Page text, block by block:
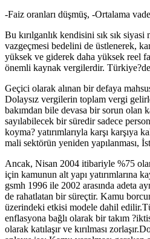
-Faiz oranları düşmüş, -Ortalama
Bu kırılganlık kendisini sık sık
vazgeçmesi bedelini de üstlenerek,
yüksek ve giderek daha yüksek reel
önemli kaynak vergilerdir.
Geçici olarak alınan bir defaya
Dolaysız vergilerin toplam vergi
bakımdan bile devasa bir sorun olan
sayılabilecek bir süredir sadece
koyma? yatırımlarıyla karşı
mali sektörün yeniden yapılanması,
Ancak, Nisan 2004 itibariyle %75
için kamunun alt yapı yatırımlarına
gsmh 1996 ile 2002 arasında adeta
de rahatlatan bir süreçtir. Kamu
üzerindeki etkisi modele dahil
enflasyona bağlı olarak bir takım
olarak katılaşır ve kırılması